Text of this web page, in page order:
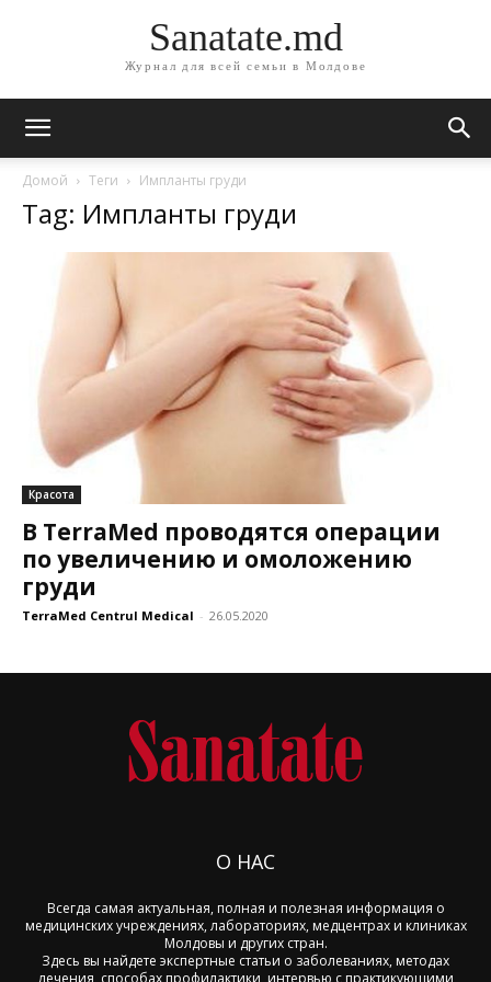
Sanatate.md
Журнал для всей семьи в Молдове
Домой Теги Импланты груди
Tag: Импланты груди
Красота
В TerraMed проводятся операции
по увеличению и омоложению
груди
TerraMed Centrul Medical - 26.05.2020
О НАС
Всегда самая актуальная, полная и полезная информация о
медицинских учреждениях, лабораториях, медцентрах и клиниках
Молдовы и других стран.
Здесь вы найдете экспертные статьи о заболеваниях, методах